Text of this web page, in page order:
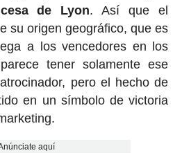
de Lyon. Así que el
su origen geográfico, que es
a los vencedores en los
tener solamente ese
pero el hecho de
en un símbolo de victoria
aquí